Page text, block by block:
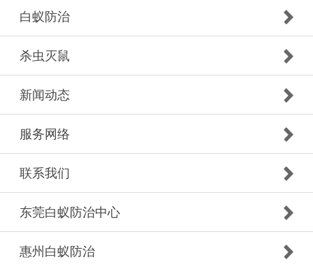
白蚁防治
杀虫灭鼠
新闻动态
服务网络
联系我们
东莞白蚁防治中心
惠州白蚁防治